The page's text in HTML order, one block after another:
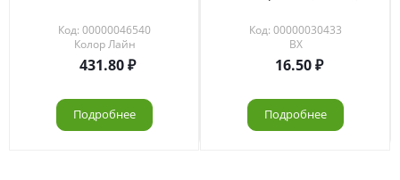
Код: 00000046540
Колор Лайн
431.80
Подробнее
Код: 00000030433
ВХ
16.50
Подробнее